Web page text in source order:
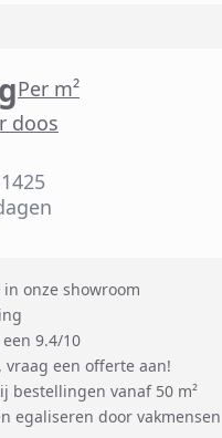
Per m²
doos
onze showroom
9.4/10
vraag een offerte aan!
bestellingen vanaf 50 m²
egaliseren door vakmensen